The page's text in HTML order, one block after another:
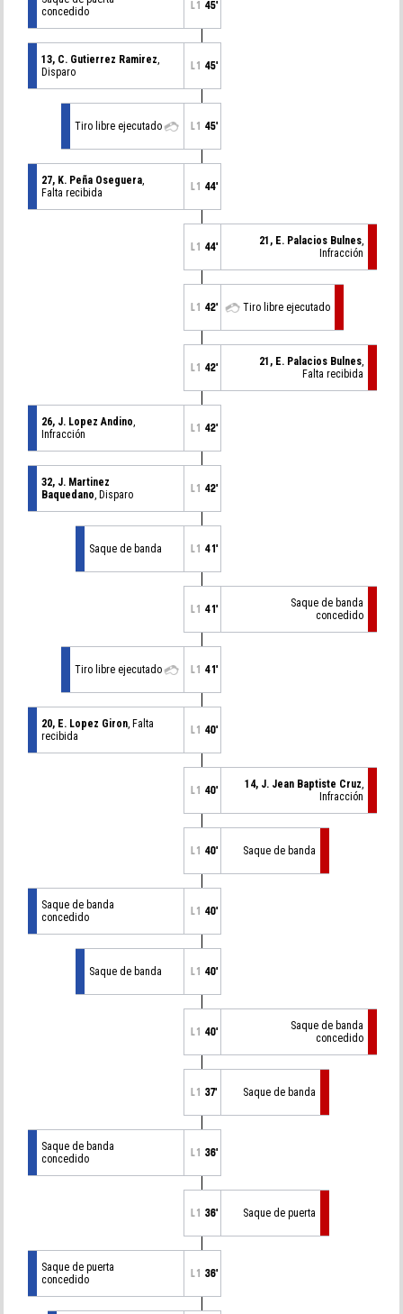
concedido
L1 45'
13, C. Gutierrez Ramirez,
Disparo
L1 45'
Tiro libre ejecutado L1 45'
27, K. Peña Oseguera,
Falta recibida
L1 44'
L1 44' 21, E. Palacios Bulnes,
Infracción
L1 42' Tiro libre ejecutado
L1 42' 21, E. Palacios Bulnes,
Falta recibida
26, J. Lopez Andino,
Infracción
L1 42'
32, J. Martinez
Baquedano, Disparo
L1 42'
Saque de banda L1 41'
L1 41'
Saque de banda
concedido
Tiro libre ejecutado L1 41'
20, E. Lopez Giron, Falta
recibida
L1 40'
L1 40' 14, J. Jean Baptiste Cruz,
Infracción
L1 40' Saque de banda
Saque de banda
concedido
L1 40'
Saque de banda L1 40'
L1 40'
Saque de banda
concedido
L1 37' Saque de banda
Saque de banda
concedido
L1 36'
L1 36' Saque de puerta
Saque de puerta
concedido
L1 36'